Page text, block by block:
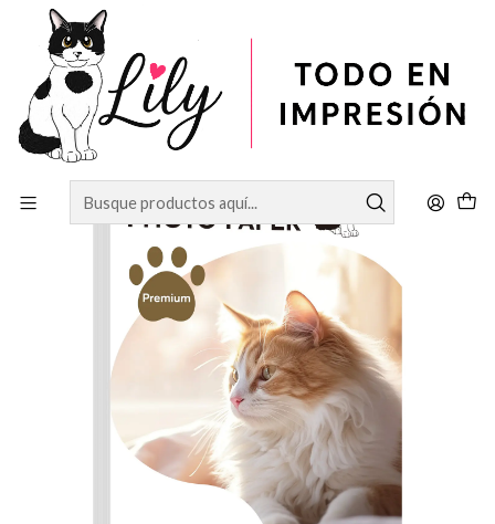
Inicio PAPELERÍA
Papel Fotográfico Glossy A3 300gr 50 hojas